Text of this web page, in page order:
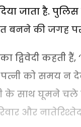
जाता है.
बनने की जगह पर
कहती
को समय न
के साथ घूमने
और